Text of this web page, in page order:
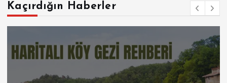
Kaçırdığın Haberler